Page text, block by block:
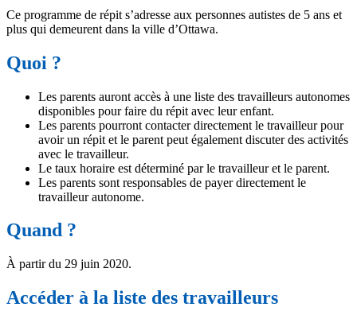
Ce programme de répit s’adresse aux personnes autistes de 5 ans et
plus qui demeurent dans la ville d’Ottawa.
Quoi ?
Les parents auront accès à une liste des travailleurs autonomes
disponibles pour faire du répit avec leur enfant.
Les parents pourront contacter directement le travailleur pour
avoir un répit et le parent peut également discuter des activités
avec le travailleur.
Le taux horaire est déterminé par le travailleur et le parent.
Les parents sont responsables de payer directement le
travailleur autonome.
Quand ?
À partir du 29 juin 2020.
Accéder à la liste des travailleurs